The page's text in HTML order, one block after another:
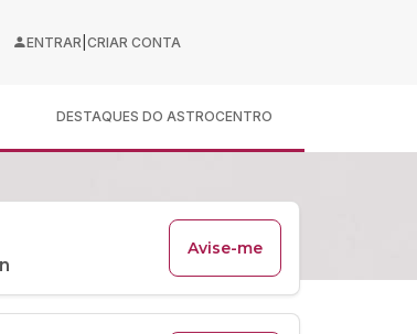
ENTRAR CRIAR CONTA
DESTAQUES DO ASTROCENTRO